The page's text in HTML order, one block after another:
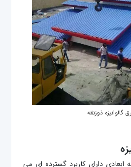
گالوانیزه ذوزنقه
ابعادی دارای کاربرد گسترده ای می